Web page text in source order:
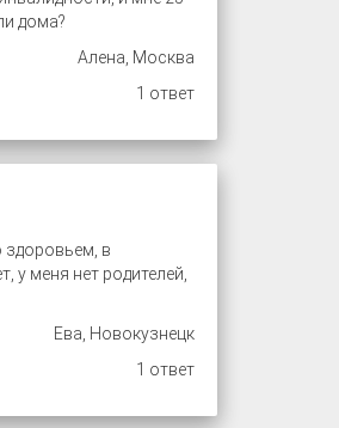
дома?
Алена, Москва
1 ответ
здоровьем, в
у меня нет родителей,
Ева, Новокузнецк
1 ответ